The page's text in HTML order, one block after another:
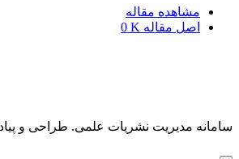
مشاهده مقاله
اصل مقاله 0 K
سامانه مدیریت نشریات علمی. طراحی و